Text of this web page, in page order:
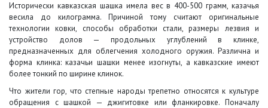
Исторически кавказская шашка имела вес в 400-500 грамм, казачья
весила до килограмма. Причиной тому считают оригинальные
технологии ковки, способы обработки стали, размеры лезвия и
устройство долов — продольных углублений в клинке,
предназначенных для облегчения холодного оружия. Различна и
форма клинка: казачьи шашки менее изогнуты, а кавказские имеют
более тонкий по ширине клинок.
Что жители гор, что степные народы трепетно относятся к культуре
обращения с шашкой — джигитовке или фланкировке. Поначалу